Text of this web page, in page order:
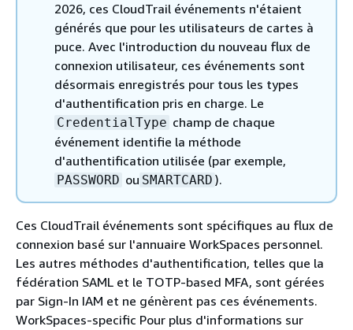
2026, ces CloudTrail événements n'étaient
générés que pour les utilisateurs de cartes à
puce. Avec l'introduction du nouveau flux de
connexion utilisateur, ces événements sont
désormais enregistrés pour tous les types
d'authentification pris en charge. Le
CredentialType champ de chaque
événement identifie la méthode
d'authentification utilisée (par exemple,
PASSWORD ou SMARTCARD ).
Ces CloudTrail événements sont spécifiques au flux de
connexion basé sur l'annuaire WorkSpaces personnel.
Les autres méthodes d'authentification, telles que la
fédération SAML et le TOTP-based MFA, sont gérées
par Sign-In IAM et ne génèrent pas ces événements.
WorkSpaces-specific Pour plus d'informations sur